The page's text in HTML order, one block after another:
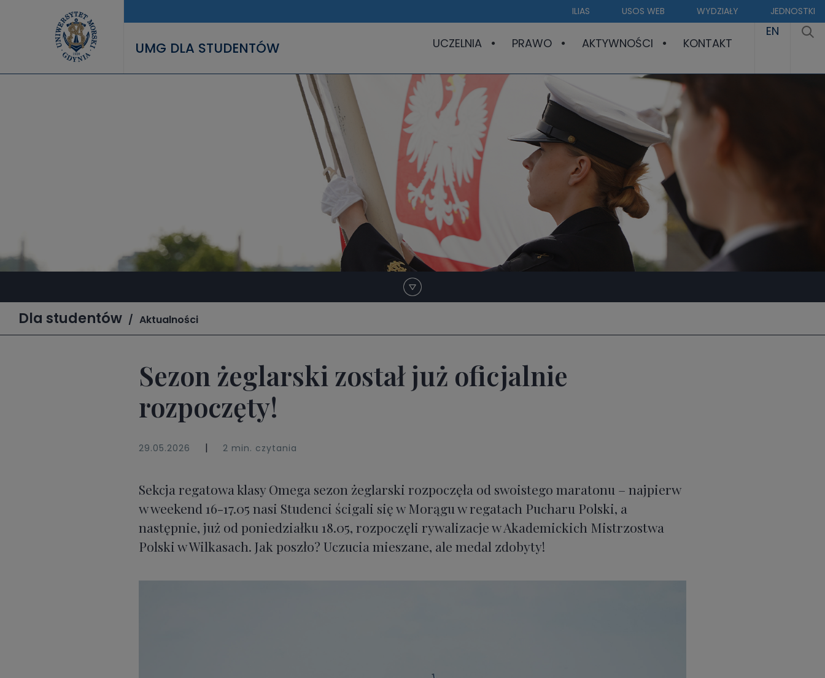
ILIAS USOS WEB WYDZIAŁY JEDNOSTKI
UMG DLA STUDENTÓW UCZELNIA PRAWO AKTYWNOŚCI KONTAKT
EN
Dla studentów Aktualności
Sezon żeglarski został już oficjalnie
rozpoczęty!
29.05.2026 | 2 min. czytania
Sekcja regatowa klasy Omega sezon żeglarski rozpoczęła od swoistego maratonu – najpierw
w weekend 16-17.05 nasi Studenci ścigali się w Morągu w regatach Pucharu Polski, a
następnie, już od poniedziałku 18.05, rozpoczęli rywalizacje w Akademickich Mistrzostwa
Polski w Wilkasach. Jak poszło? Uczucia mieszane, ale medal zdobyty!